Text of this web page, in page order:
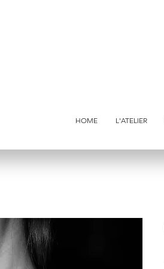
HOME L'ATELIER